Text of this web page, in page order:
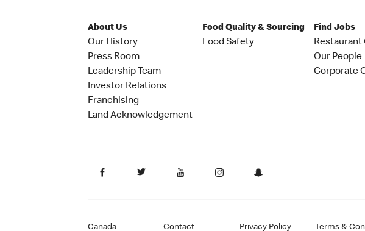
About Us
Our History
Press Room
Leadership Team
Investor Relations
Franchising
Land Acknowledgement
Food Quality & Sourcing
Food Safety
Find Jobs
Our People
Corporate
Canada Contact Privacy Policy Terms &